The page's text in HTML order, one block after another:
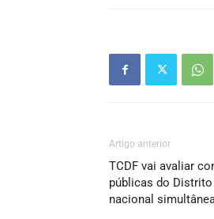
Artigo anterior
TCDF vai avaliar
públicas do
nacional